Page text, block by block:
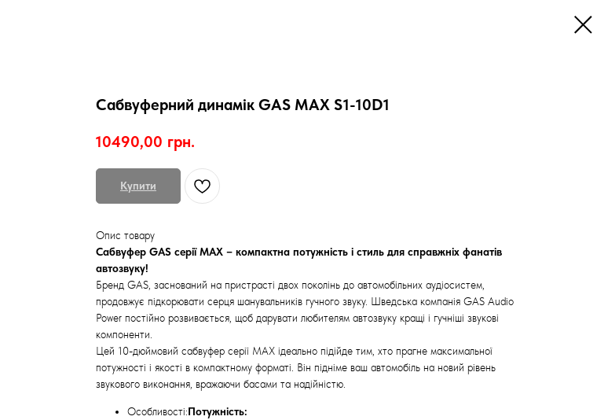
Сабвуферний динамік GAS MAX S1-10D1
10490,00 грн.
Купити
Опис товару
Сабвуфер GAS серії MAX – компактна потужність і стиль для справжніх фанатів
автозвуку!
Бренд GAS, заснований на пристрасті двох поколінь до автомобільних аудіосистем,
продовжує підкорювати серця шанувальників гучного звуку. Шведська компанія GAS Audio
Power постійно розвивається, щоб дарувати любителям автозвуку кращі і гучніші звукові
компоненти.
Цей 10-дюймовий сабвуфер серії MAX ідеально підійде тим, хто прагне максимальної
потужності і якості в компактному форматі. Він підніме ваш автомобіль на новий рівень
звукового виконання, вражаючи басами та надійністю.
Особливості:Потужність: